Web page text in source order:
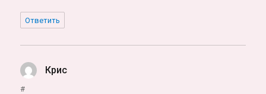
Ответить
Крис
#